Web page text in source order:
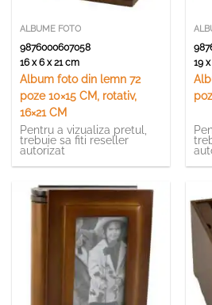
ALBUME FOTO
9876000607058
16 x 6 x 21 cm
Album foto din lemn 72
poze 10×15 CM, rotativ,
16×21 CM
Pentru a vizualiza pretul,
trebuie sa fiti reseller
autorizat
19